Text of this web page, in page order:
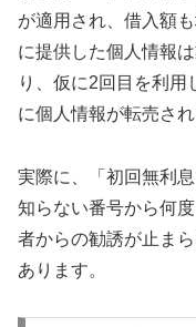
が適用され、借入額
に提供した個人情報
り、仮に2回目を利
に個人情報が転売さ
実際に、「初回無利
知らない番号から何
者からの勧誘が止ま
あります。